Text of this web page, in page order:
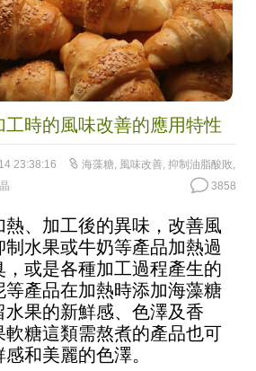
時的風味改善的應用特性
23:38:16 海藻糖, 風味改善, 抑制油脂酸敗,
3858
、加工後的異味，改善風
制水果或牛奶等產品加熱過
或是各種加工過程產生的
等產品在加熱時添加海藻糖
水果的新鮮感、色澤及香
軟糖這類需熬煮的產品也可
和美麗的色澤。